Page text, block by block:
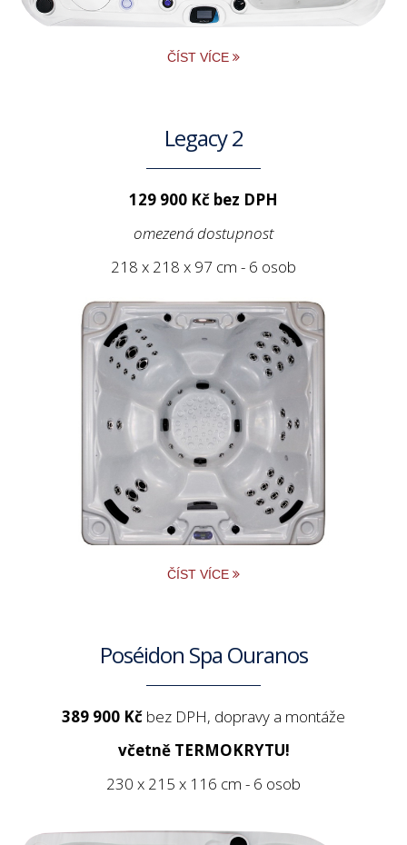
ČÍST VÍCE
Legacy 2
129 900 Kč bez DPH
omezená dostupnost
218 x 218 x 97 cm - 6 osob
ČÍST VÍCE
Poséidon Spa Ouranos
389 900 Kč bez DPH, dopravy a montáže
včetně TERMOKRYTU!
230 x 215 x 116 cm - 6 osob